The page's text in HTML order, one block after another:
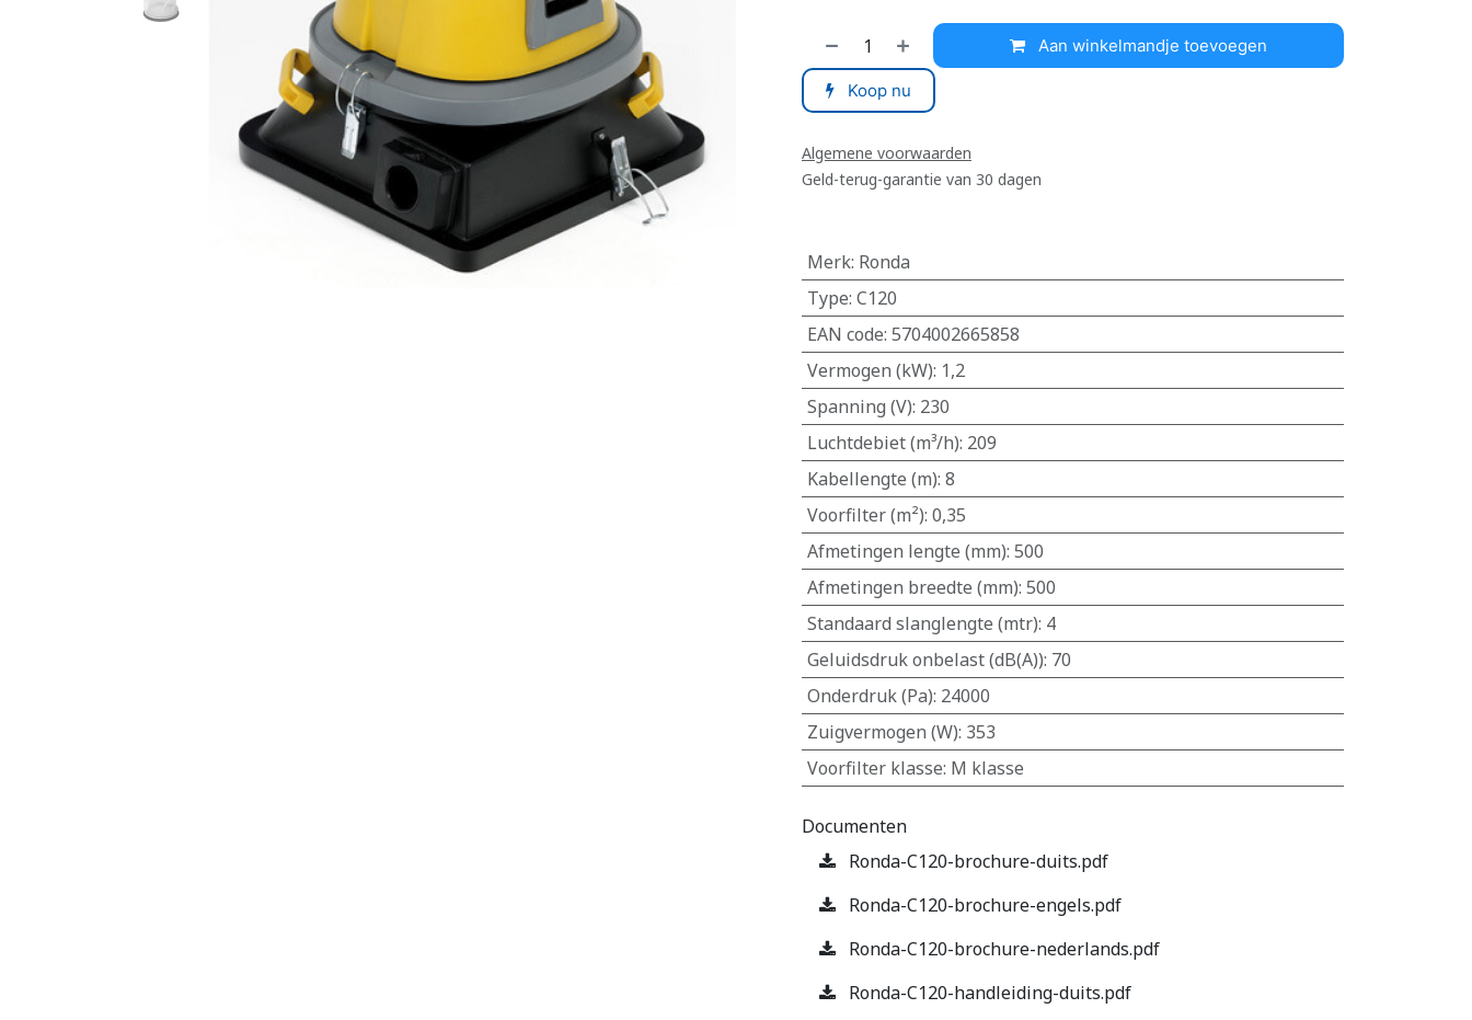
Aan winkelmandje toevoegen
Koop nu
Algemene voorwaarden
Geld-terug-garantie van 30 dagen
Merk: Ronda
Type: C120
EAN code: 5704002665858
Vermogen (kW): 1,2
Spanning (V): 230
Luchtdebiet (m³/h): 209
Kabellengte (m): 8
Voorfilter (m²): 0,35
Afmetingen lengte (mm): 500
Afmetingen breedte (mm): 500
Standaard slanglengte (mtr): 4
Geluidsdruk onbelast (dB(A)): 70
Onderdruk (Pa): 24000
Zuigvermogen (W): 353
Voorfilter klasse: M klasse
Documenten
Ronda-C120-brochure-duits.pdf
Ronda-C120-brochure-engels.pdf
Ronda-C120-brochure-nederlands.pdf
Ronda-C120-handleiding-duits.pdf